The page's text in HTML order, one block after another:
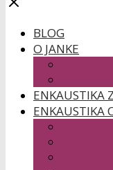
BLOG
O JANKE
ENKAUSTIKA
ENKAUSTIKA